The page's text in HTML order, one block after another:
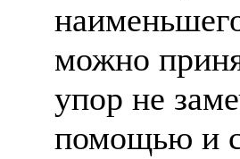
можно
упор не
помощью и